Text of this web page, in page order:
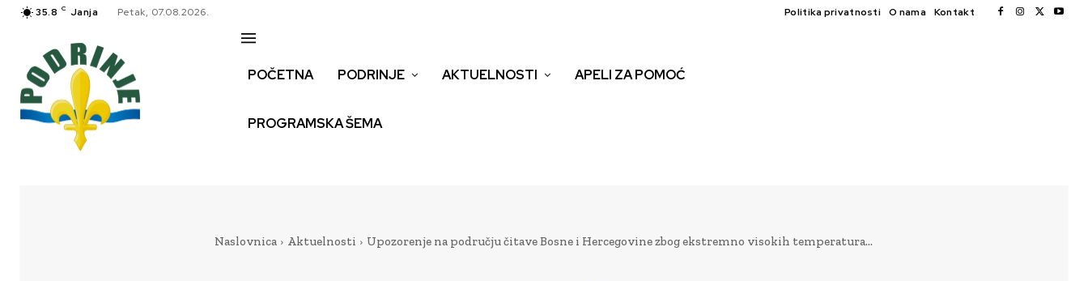
35.8 C Janja Petak, 07.08.2026. Politika privatnosti O nama Kontakt
POČETNA PODRINJE AKTUELNOSTI APELI ZA POMOĆ
PROGRAMSKA ŠEMA
Naslovnica Aktuelnosti Upozorenje na području čitave Bosne i Hercegovine zbog ekstremno visokih temperatura…